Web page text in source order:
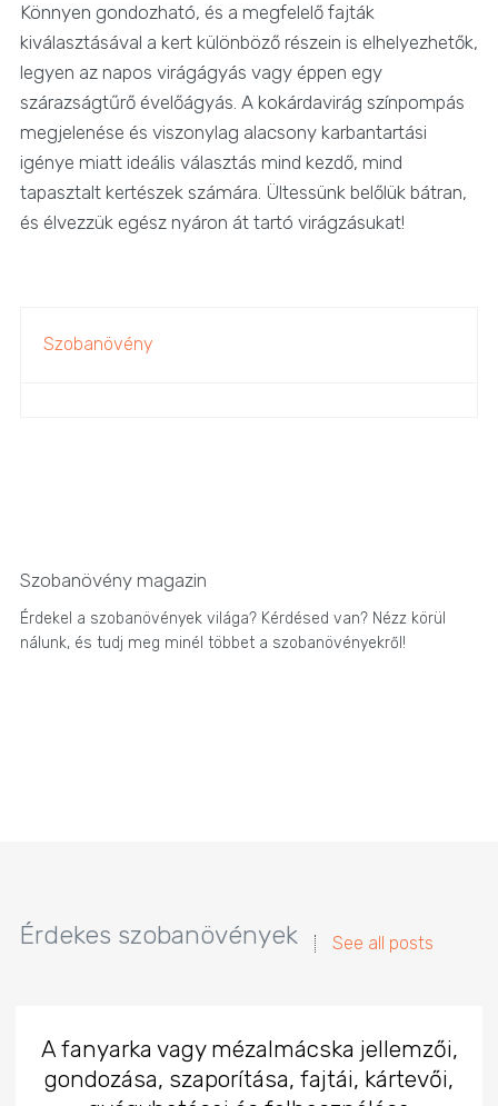
Könnyen gondozható, és a megfelelő fajták
kiválasztásával a kert különböző részein is elhelyezhetők,
legyen az napos virágágyás vagy éppen egy
szárazságtűrő évelőágyás. A kokárdavirág színpompás
megjelenése és viszonylag alacsony karbantartási
igénye miatt ideális választás mind kezdő, mind
tapasztalt kertészek számára. Ültessünk belőlük bátran,
és élvezzük egész nyáron át tartó virágzásukat!
Szobanövény
Szobanövény magazin
Érdekel a szobanövények világa? Kérdésed van? Nézz körül
nálunk, és tudj meg minél többet a szobanövényekről!
Érdekes szobanövények See all posts
A fanyarka vagy mézalmácska jellemzői,
gondozása, szaporítása, fajtái, kártevői,